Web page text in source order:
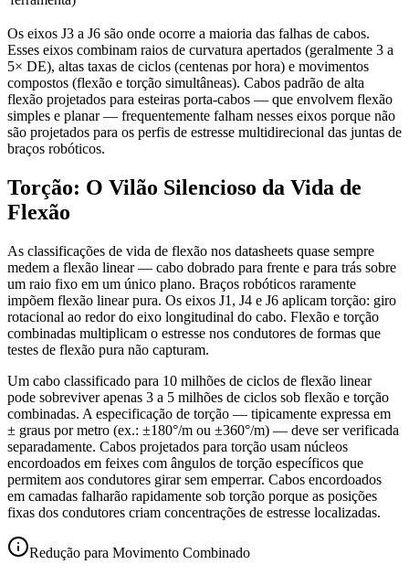
Os eixos J3 a J6 são onde ocorre a maioria das falhas de cabos.
Esses eixos combinam raios de curvatura apertados (geralmente 3 a
5× DE), altas taxas de ciclos (centenas por hora) e movimentos
compostos (flexão e torção simultâneas). Cabos padrão de alta
flexão projetados para esteiras porta-cabos — que envolvem flexão
simples e planar — frequentemente falham nesses eixos porque não
são projetados para os perfis de estresse multidirecional das juntas de
braços robóticos.
Torção: O Vilão Silencioso da Vida de
Flexão
As classificações de vida de flexão nos datasheets quase sempre
medem a flexão linear — cabo dobrado para frente e para trás sobre
um raio fixo em um único plano. Braços robóticos raramente
impõem flexão linear pura. Os eixos J1, J4 e J6 aplicam torção: giro
rotacional ao redor do eixo longitudinal do cabo. Flexão e torção
combinadas multiplicam o estresse nos condutores de formas que
testes de flexão pura não capturam.
Um cabo classificado para 10 milhões de ciclos de flexão linear
pode sobreviver apenas 3 a 5 milhões de ciclos sob flexão e torção
combinadas. A especificação de torção — tipicamente expressa em
± graus por metro (ex.: ±180°/m ou ±360°/m) — deve ser verificada
separadamente. Cabos projetados para torção usam núcleos
encordoados em feixes com ângulos de torção específicos que
permitem aos condutores girar sem emperrar. Cabos encordoados
em camadas falharão rapidamente sob torção porque as posições
fixas dos condutores criam concentrações de estresse localizadas.
Redução para Movimento Combinado